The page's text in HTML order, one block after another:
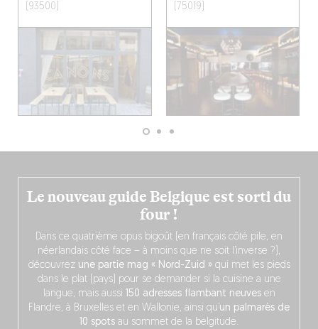
(93500)
(75019)
Le nouveau guide Belgique est sorti du
four !
Dans ce quatrième opus bigoût (en français côté pile, en
néerlandais côté face – à moins que ne soit l’inverse ?),
découvrez une partie mag « Nord-Zuid » qui met les pieds
dans le plat (pays) pour se demander si la cuisine a une
langue, mais aussi 150 adresses flambant neuvesen
Flandre, à Bruxelles et en Wallonie, ainsi qu’ un palmarès de
10 spots au sommet de la belgitude.